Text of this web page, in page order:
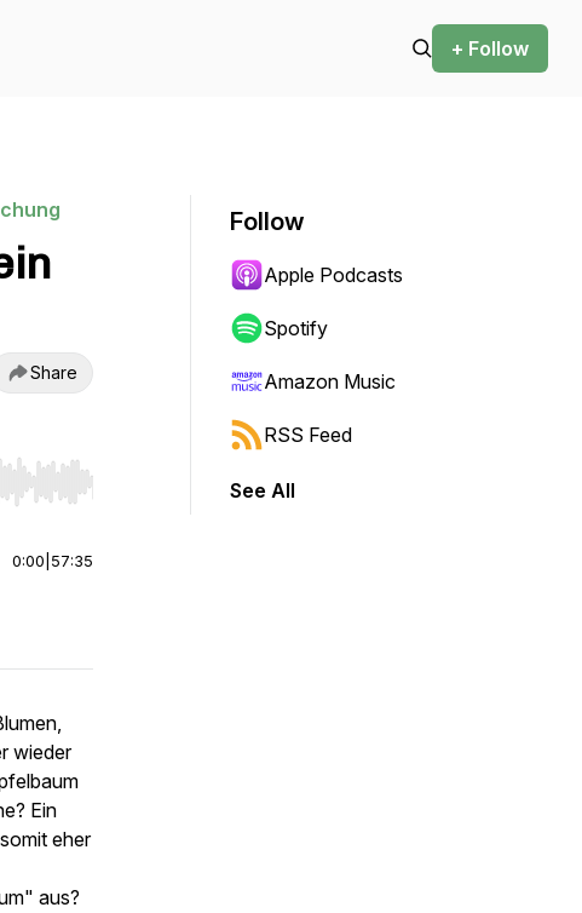
+ Follow
Share
or end. Hold shift to jump forward or backward.
0:00 57:35
wieder
Ein
eher
aus?
Follow
Apple Podcasts
Spotify
Amazon Music
RSS Feed
See All